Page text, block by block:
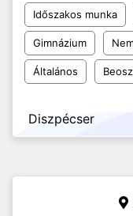
Időszakos munka
Gimnázium
Általános
Diszpécser